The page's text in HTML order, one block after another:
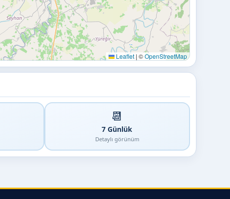
Leaflet | ©OpenStreetMap
📆
7 Günlük
Detaylı görünüm